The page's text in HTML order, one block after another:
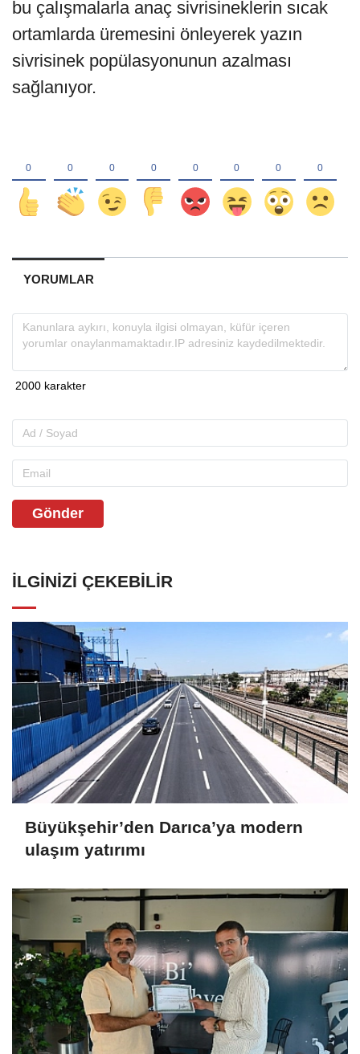
bu çalışmalarla anaç sivrisineklerin sıcak
ortamlarda üremesini önleyerek yazın
sivrisinek popülasyonunun azalması
sağlanıyor.
YORUMLAR
Gönder
İLGINIZI ÇEKEBILIR
Büyükşehir’den Darıca’ya modern
ulaşım yatırımı